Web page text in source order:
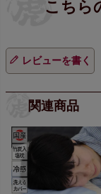
レビューを書く
関連商品